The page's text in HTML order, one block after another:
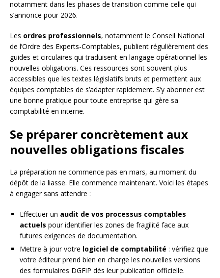
notamment dans les phases de transition comme celle qui
s’annonce pour 2026.
Les ordres professionnels, notamment le Conseil National
de l’Ordre des Experts-Comptables, publient régulièrement des
guides et circulaires qui traduisent en langage opérationnel les
nouvelles obligations. Ces ressources sont souvent plus
accessibles que les textes législatifs bruts et permettent aux
équipes comptables de s’adapter rapidement. S’y abonner est
une bonne pratique pour toute entreprise qui gère sa
comptabilité en interne.
Se préparer concrètement aux
nouvelles obligations fiscales
La préparation ne commence pas en mars, au moment du
dépôt de la liasse. Elle commence maintenant. Voici les étapes
à engager sans attendre :
Effectuer un audit de vos processus comptables
actuels pour identifier les zones de fragilité face aux
futures exigences de documentation.
Mettre à jour votre logiciel de comptabilité : vérifiez que
votre éditeur prend bien en charge les nouvelles versions
des formulaires DGFiP dès leur publication officielle.